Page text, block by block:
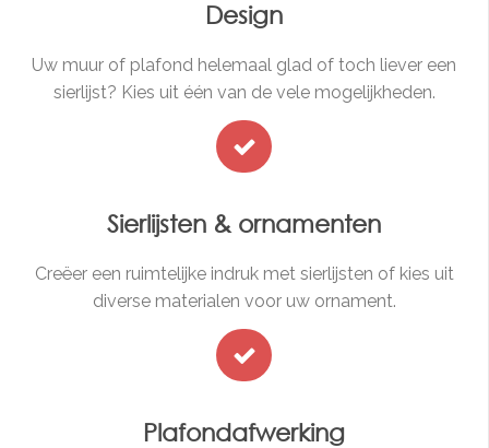
Design
Uw muur of plafond helemaal glad of toch liever een
sierlijst? Kies uit één van de vele mogelijkheden.
Sierlijsten & ornamenten
Creëer een ruimtelijke indruk met sierlijsten of kies uit
diverse materialen voor uw ornament.
Plafondafwerking